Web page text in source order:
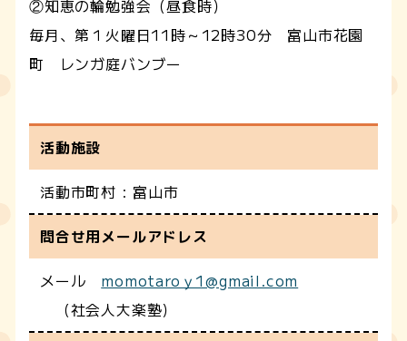
②知恵の輪勉強会（昼食時）
毎月、第１火曜日11時～12時30分 富山市花園
町 レンガ庭バンブー
活動施設
活動市町村 : 富山市
問合せ用メールアドレス
メール momotaroｙ1@gmail.com
（社会人大楽塾）